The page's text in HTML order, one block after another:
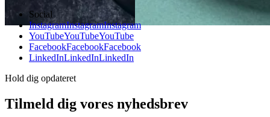
Social
InstagramInstagramInstagram
YouTubeYouTubeYouTube
FacebookFacebookFacebook
LinkedInLinkedInLinkedIn
Hold dig opdateret
Tilmeld dig vores nyhedsbrev